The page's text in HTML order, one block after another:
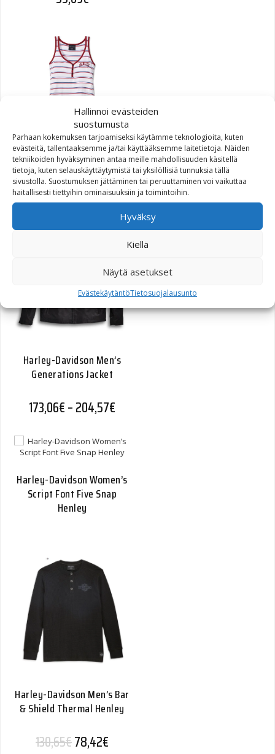
Hallinnoi evästeiden
suostumusta
Parhaan kokemuksen tarjoamiseksi käytämme teknologioita, kuten
evästeitä, tallentaaksemme ja/tai käyttääksemme laitetietoja. Näiden
tekniikoiden hyväksyminen antaa meille mahdollisuuden käsitellä
tietoja, kuten selauskäyttäytymistä tai yksilöllisiä tunnuksia tällä
sivustolla. Suostumuksen jättäminen tai peruuttaminen voi vaikuttaa
haitallisesti tiettyihin ominaisuuksiin ja toimintoihin.
Hyväksy
Kiellä
Näytä asetukset
EvästekäytäntöTietosuojalausunto
Harley-Davidson TANK-
KNIT,STRIPE
70,78€Alkuperäinen hinta oli: 70,78€.
42,48€Nykyinen hinta on: 42,48€.
Harley-Davidson Men’s
Generations Jacket
173,06€–204,57€
Harley-Davidson Women’s
Script Font Five Snap
Henley
Harley-Davidson Men’s Bar
& Shield Thermal Henley
130,65€Alkuperäinen hinta oli: 130,65€.
78,42€